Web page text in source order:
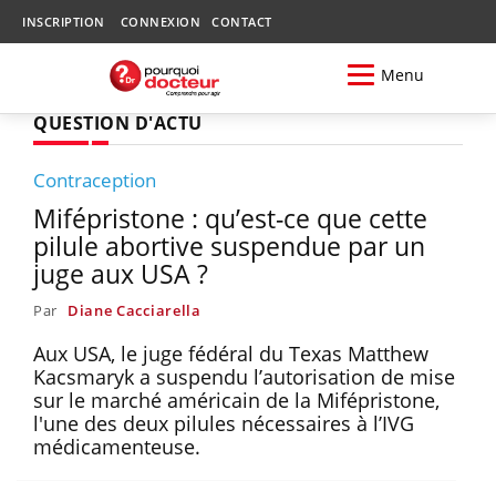
INSCRIPTION CONNEXION CONTACT
Menu
QUESTION D'ACTU
Contraception
Mifépristone : qu’est-ce que cette
pilule abortive suspendue par un
juge aux USA ?
Par Diane Cacciarella
Aux USA, le juge fédéral du Texas Matthew
Kacsmaryk a suspendu l’autorisation de mise
sur le marché américain de la Mifépristone,
l'une des deux pilules nécessaires à l’IVG
médicamenteuse.